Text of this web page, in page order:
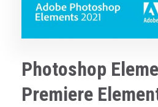
Photoshop
Premiere